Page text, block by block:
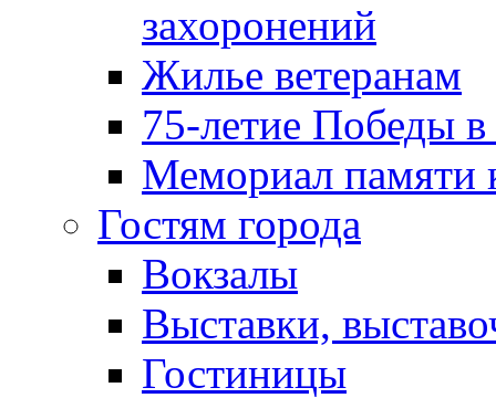
захоронений
Жилье ветеранам
75-летие Победы
Мемориал памяти
Гостям города
Вокзалы
Выставки,
Гостиницы